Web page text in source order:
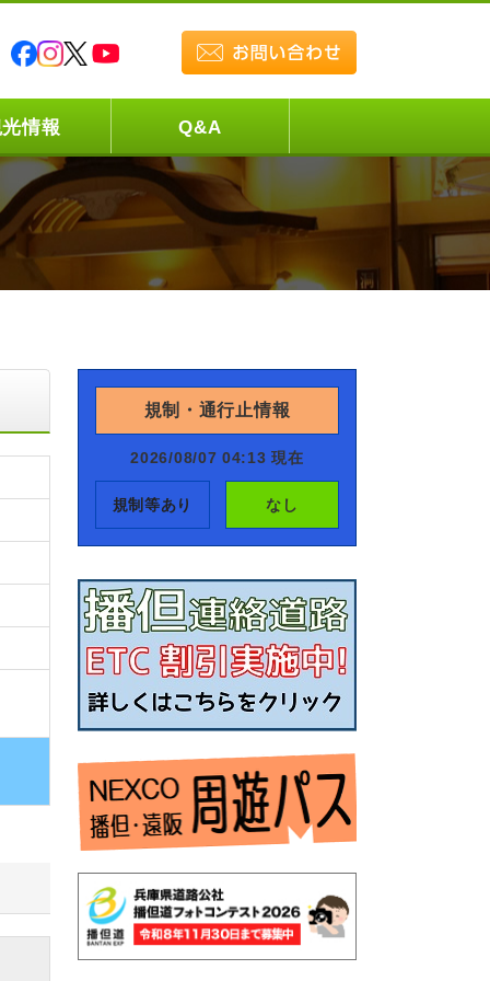
情報 Q&A
規制・通行止情報
2026/08/07 04:13 現在
規制等あり なし